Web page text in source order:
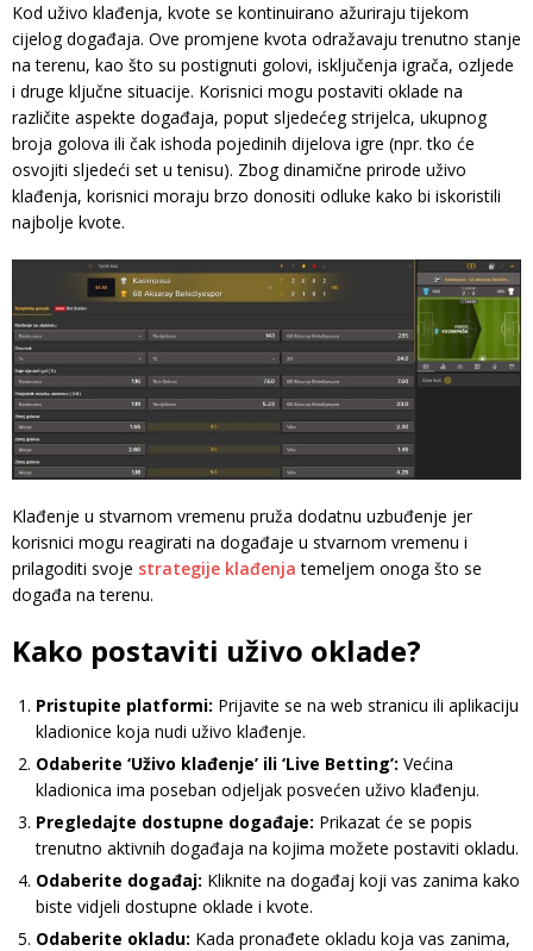
Kod uživo klađenja, kvote se kontinuirano ažuriraju tijekom
cijelog događaja. Ove promjene kvota odražavaju trenutno stanje
na terenu, kao što su postignuti golovi, isključenja igrača, ozljede
i druge ključne situacije. Korisnici mogu postaviti oklade na
različite aspekte događaja, poput sljedećeg strijelca, ukupnog
broja golova ili čak ishoda pojedinih dijelova igre (npr. tko će
osvojiti sljedeći set u tenisu). Zbog dinamične prirode uživo
klađenja, korisnici moraju brzo donositi odluke kako bi iskoristili
najbolje kvote.
Klađenje u stvarnom vremenu pruža dodatnu uzbuđenje jer
korisnici mogu reagirati na događaje u stvarnom vremenu i
prilagoditi svoje strategije klađenja temeljem onoga što se
događa na terenu.
Kako postaviti uživo oklade?
Pristupite platformi: Prijavite se na web stranicu ili aplikaciju
kladionice koja nudi uživo klađenje.
Odaberite ‘Uživo klađenje’ ili ‘Live Betting’: Većina
kladionica ima poseban odjeljak posvećen uživo klađenju.
Pregledajte dostupne događaje: Prikazat će se popis
trenutno aktivnih događaja na kojima možete postaviti okladu.
Odaberite događaj: Kliknite na događaj koji vas zanima kako
biste vidjeli dostupne oklade i kvote.
Odaberite okladu: Kada pronađete okladu koja vas zanima,